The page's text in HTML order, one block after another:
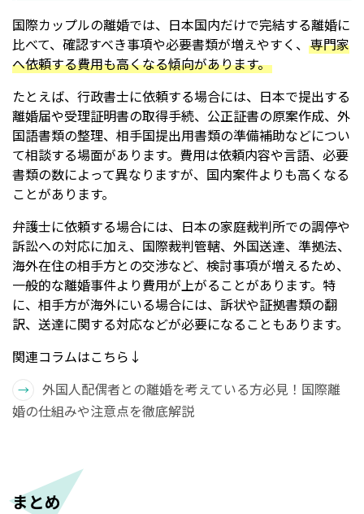
国際カップルの離婚では、日本国内だけで完結する離婚に
比べて、確認すべき事項や必要書類が増えやすく、 専門家
へ依頼する費用も高くなる傾向があります。
たとえば、行政書士に依頼する場合には、日本で提出する
離婚届や受理証明書の取得手続、公正証書の原案作成、外
国語書類の整理、相手国提出用書類の準備補助などについ
て相談する場面があります。費用は依頼内容や言語、必要
書類の数によって異なりますが、国内案件よりも高くなる
ことがあります。
弁護士に依頼する場合には、日本の家庭裁判所での調停や
訴訟への対応に加え、国際裁判管轄、外国送達、準拠法、
海外在住の相手方との交渉など、検討事項が増えるため、
一般的な離婚事件より費用が上がることがあります。特
に、相手方が海外にいる場合には、訴状や証拠書類の翻
訳、送達に関する対応などが必要になることもあります。
関連コラムはこちら↓
外国人配偶者との離婚を考えている方必見！国際離
婚の仕組みや注意点を徹底解説
まとめ